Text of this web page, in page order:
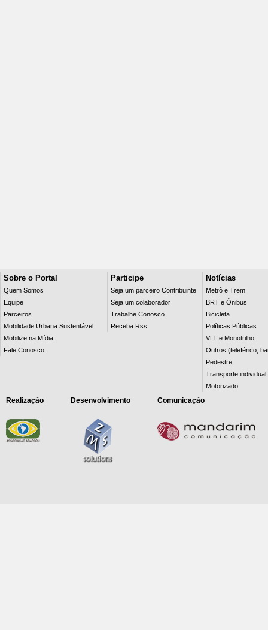
Sobre o Portal
Quem Somos
Equipe
Parceiros
Mobilidade Urbana Sustentável
Mobilize na Mídia
Fale Conosco
Participe
Seja um parceiro Contribuinte
Seja um colaborador
Trabalhe Conosco
Receba Rss
Notícias
Metrô e Trem
BRT e Ônibus
Bicicleta
Políticas Públicas
VLT e Monotrilho
Outros (teleférico,
Pedestre
Transporte individual
Motorizado
Realização Desenvolvimento Comunicação